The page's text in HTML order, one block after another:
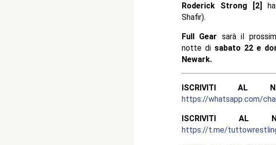
Roderick Strong [2]
Shafir).
Full Gear sarà il
notte di sabato 22 e
Newark.
ISCRIVITI AL
https://whatsapp.com/
ISCRIVITI AL
https://t.me/